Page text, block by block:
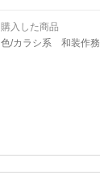
購入した商品
色/カラシ系 和装作